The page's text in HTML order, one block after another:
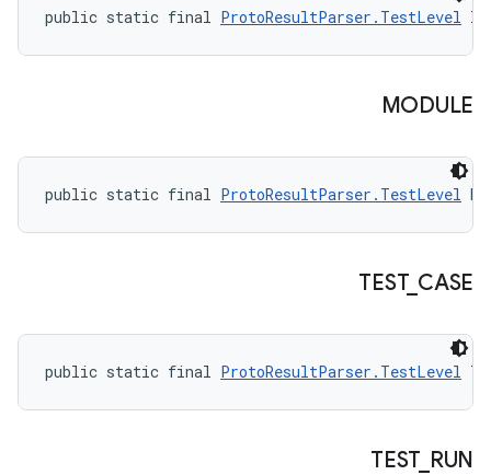
public static final ProtoResultParser.TestLevel
MODULE
public static final ProtoResultParser.TestLevel
TEST_ CASE
public static final ProtoResultParser.TestLevel
TEST_ RUN